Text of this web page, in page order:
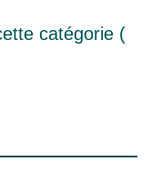
catégorie (